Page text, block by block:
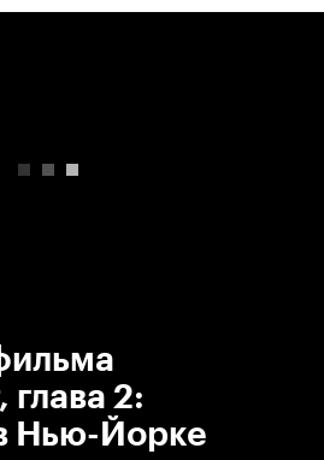
глава 2:
Нью-Йорке